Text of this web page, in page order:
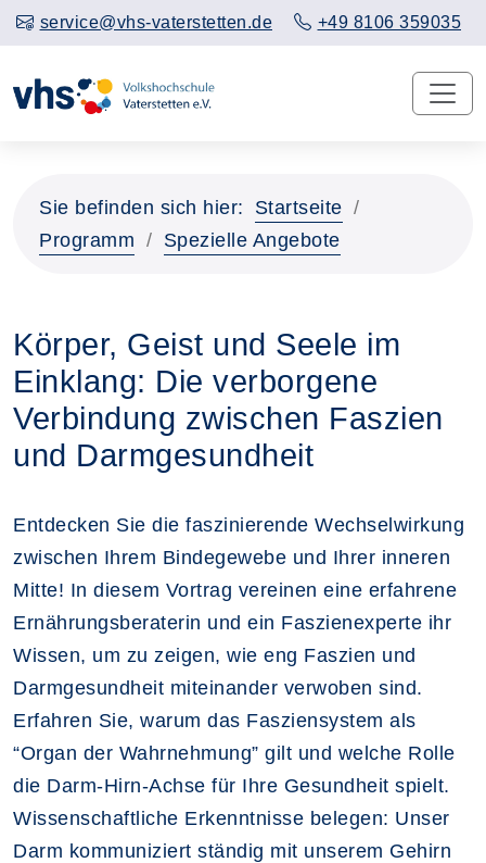
service@vhs-vaterstetten.de +49 8106 359035
Sie befinden sich hier:
Startseite
Programm
Spezielle Angebote
Körper, Geist und Seele im
Einklang: Die verborgene
Verbindung zwischen Faszien
und Darmgesundheit
Entdecken Sie die faszinierende Wechselwirkung
zwischen Ihrem Bindegewebe und Ihrer inneren
Mitte! In diesem Vortrag vereinen eine erfahrene
Ernährungsberaterin und ein Faszienexperte ihr
Wissen, um zu zeigen, wie eng Faszien und
Darmgesundheit miteinander verwoben sind.
Erfahren Sie, warum das Fasziensystem als
“Organ der Wahrnehmung” gilt und welche Rolle
die Darm-Hirn-Achse für Ihre Gesundheit spielt.
Wissenschaftliche Erkenntnisse belegen: Unser
Darm kommuniziert ständig mit unserem Gehirn